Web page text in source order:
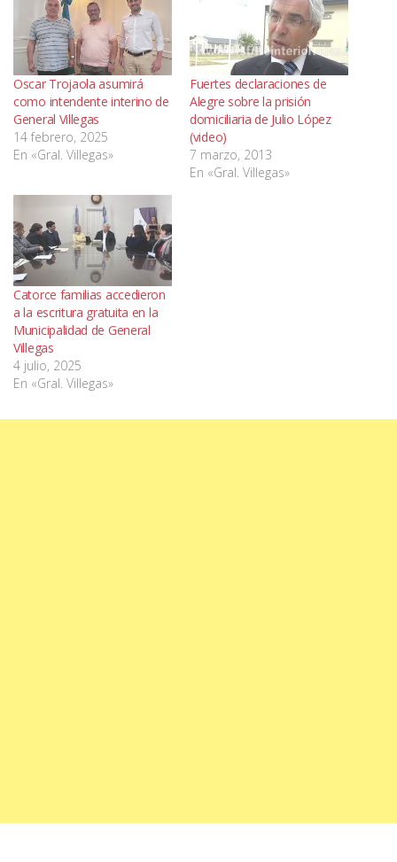
Oscar Trojaola asumirá
como intendente interino de
General Villegas
14 febrero, 2025
En «Gral. Villegas»
Fuertes declaraciones de
Alegre sobre la prisión
domiciliaria de Julio López
(video)
7 marzo, 2013
En «Gral. Villegas»
Catorce familias accedieron
a la escritura gratuita en la
Municipalidad de General
Villegas
4 julio, 2025
En «Gral. Villegas»